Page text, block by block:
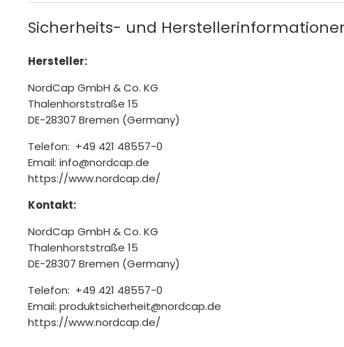
Sicherheits- und
Hersteller:
NordCap GmbH & Co. KG
Thalenhorststraße 15
DE-28307 Bremen (Germany)
Telefon: +49 421 48557-0
Email: info@nordcap.de
https://www.nordcap.de/
Kontakt:
NordCap GmbH & Co. KG
Thalenhorststraße 15
DE-28307 Bremen (Germany)
Telefon: +49 421 48557-0
Email: produktsicherheit@nordcap.de
https://www.nordcap.de/